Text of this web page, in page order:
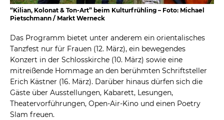
“Kilian, Kolonat & Ton-Art” beim Kulturfrühling – Foto: Michael
Pietschmann / Markt Werneck
Das Programm bietet unter anderem ein orientalisches
Tanzfest nur für Frauen (12. März), ein bewegendes
Konzert in der Schlosskirche (10. März) sowie eine
mitreißende Hommage an den berühmten Schriftsteller
Erich Kästner (16. März). Darüber hinaus dürfen sich die
Gäste über Ausstellungen, Kabarett, Lesungen,
Theatervorführungen, Open-Air-Kino und einen Poetry
Slam freuen.